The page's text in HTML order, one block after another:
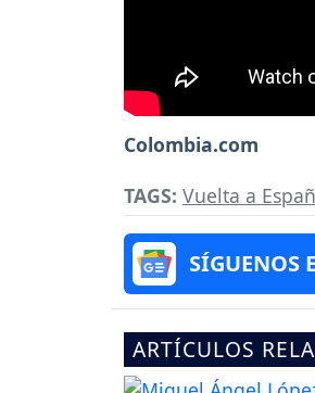
Colombia.com
TAGS: Vuelta a
SÍGUENOS
ARTÍCULOS